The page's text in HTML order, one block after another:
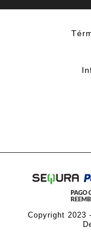
Copyright 2023